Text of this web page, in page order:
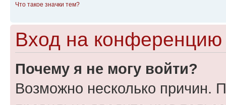
Что такое значки тем?
Вход на конференцию
Почему я не могу войти?
Возможно несколько причин.